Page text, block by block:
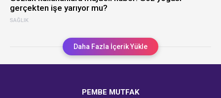
SAĞLIK
gerçekten işe yarıyor mu?
Daha Fazla İçerik Yükle
PEMBE MUTFAK